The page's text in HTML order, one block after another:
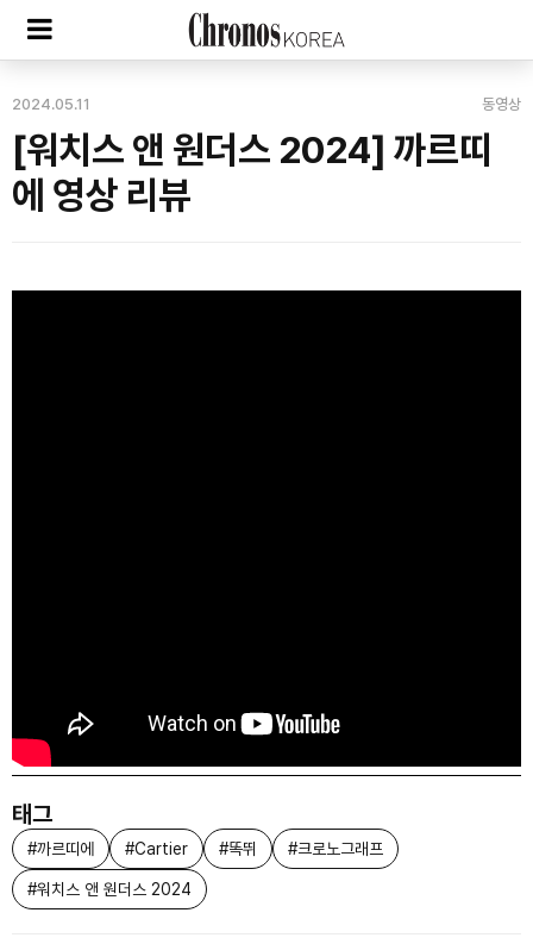
2024.05.11 동영상
[워치스 앤 원더스 2024] 까르띠
에 영상 리뷰
All rights reserved. © by Ebner Media Group GmbH & Co. KG
태그
#까르띠에 #Cartier #똑뛰 #크로노그래프
#워치스 앤 원더스 2024